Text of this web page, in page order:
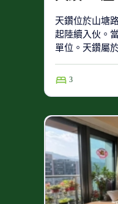
天鑽位於山塘
起陸續入伙。
單位。天鑽屬
3